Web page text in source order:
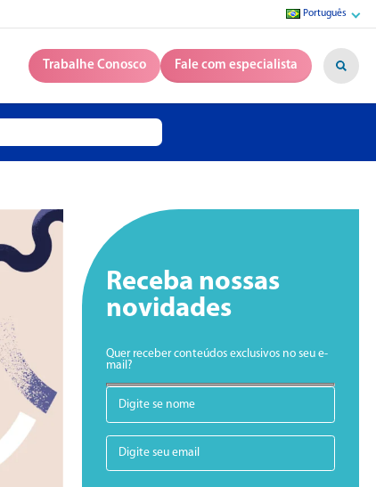
Português
Trabalhe Conosco Fale com especialista
Receba nossas
novidades
Quer receber conteúdos exclusivos no seu e-
mail?